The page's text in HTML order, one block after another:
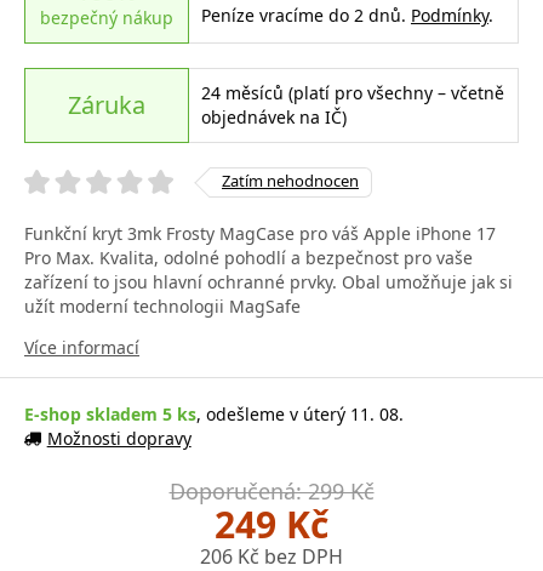
bezpečný nákup
Peníze vracíme do 2 dnů. Podmínky.
Záruka
24 měsíců (platí pro všechny – včetně
objednávek na IČ)
Zatím nehodnocen
Funkční kryt 3mk Frosty MagCase pro váš Apple iPhone 17
Pro Max. Kvalita, odolné pohodlí a bezpečnost pro vaše
zařízení to jsou hlavní ochranné prvky. Obal umožňuje jak si
užít moderní technologii MagSafe
Více informací
E-shop skladem 5 ks, odešleme v úterý 11. 08.
Možnosti dopravy
Doporučená: 299 Kč
249 Kč
206 Kč bez DPH